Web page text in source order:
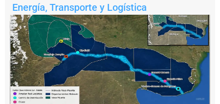
e
n
ti
n
a
i
m
p
u
s
o
Energía, Transporte y Logística